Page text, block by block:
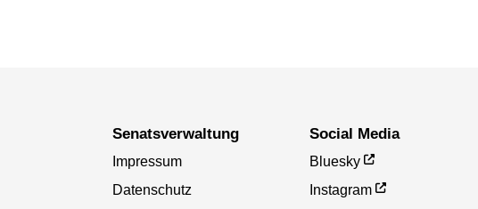
Senatsverwaltung
Impressum
Datenschutz
Social Media
Bluesky
Instagram